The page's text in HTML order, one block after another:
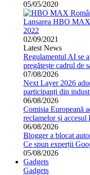
05/05/2020
Lansarea HBO MAX
2022
02/09/2021
Latest News
Regulamentul AI se
pregătește cadrul de
07/08/2026
Next Layer 2026
participanți din
06/08/2026
Comisia Europeană
reclamelor și accesul
06/08/2026
Blogger a blocat
Ce spun experții
05/08/2026
Gadgets
Gadgets